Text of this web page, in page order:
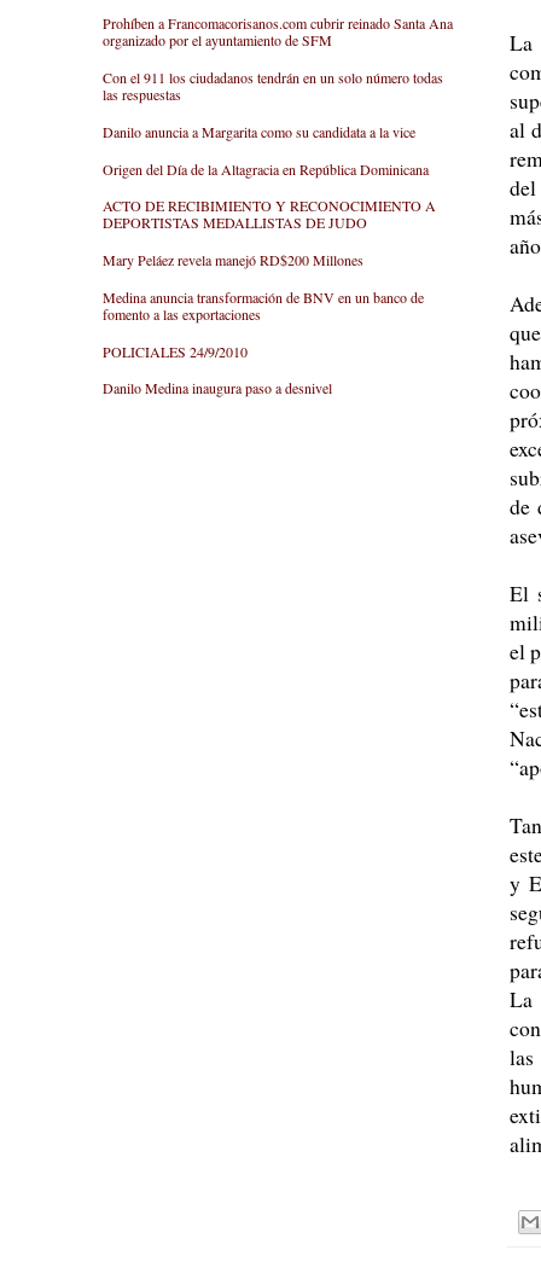
La
al
del
de
El
el
y
La
Prohíben a Francomacorisanos.com cubrir reinado Santa Ana
organizado por el ayuntamiento de SFM
Con el 911 los ciudadanos tendrán en un solo número todas
las respuestas
Danilo anuncia a Margarita como su candidata a la vice
Origen del Día de la Altagracia en República Dominicana
ACTO DE RECIBIMIENTO Y RECONOCIMIENTO A
DEPORTISTAS MEDALLISTAS DE JUDO
Mary Peláez revela manejó RD$200 Millones
Medina anuncia transformación de BNV en un banco de
fomento a las exportaciones
POLICIALES 24/9/2010
Danilo Medina inaugura paso a desnivel